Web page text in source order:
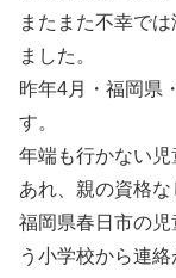
またまた不幸で
ました。
昨年4月・福岡県
す。
年端も行かない
あれ、親の資格な
福岡県春日市の
う小学校から連絡